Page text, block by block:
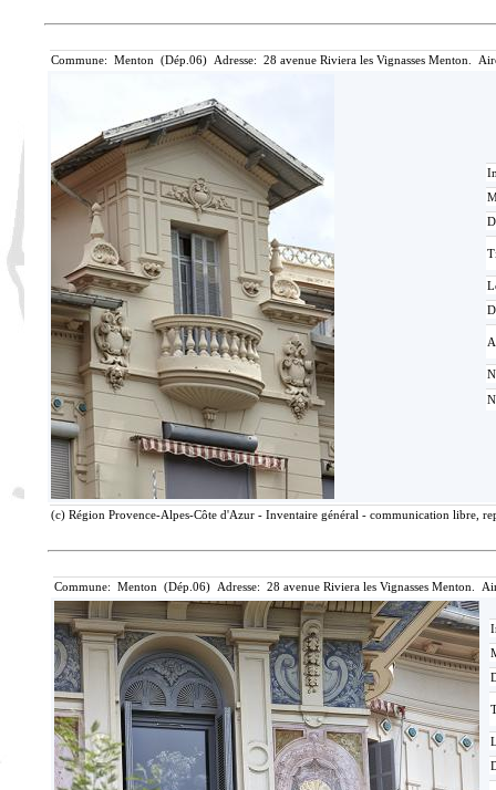
Commune: Menton (Dép.06) Adresse: 28 avenue Riviera les Vignasses Menton.
(c) Région Provence-Alpes-Côte d'Azur - Inventaire général - communication libre,
Commune: Menton (Dép.06) Adresse: 28 avenue Riviera les Vignasses Menton.